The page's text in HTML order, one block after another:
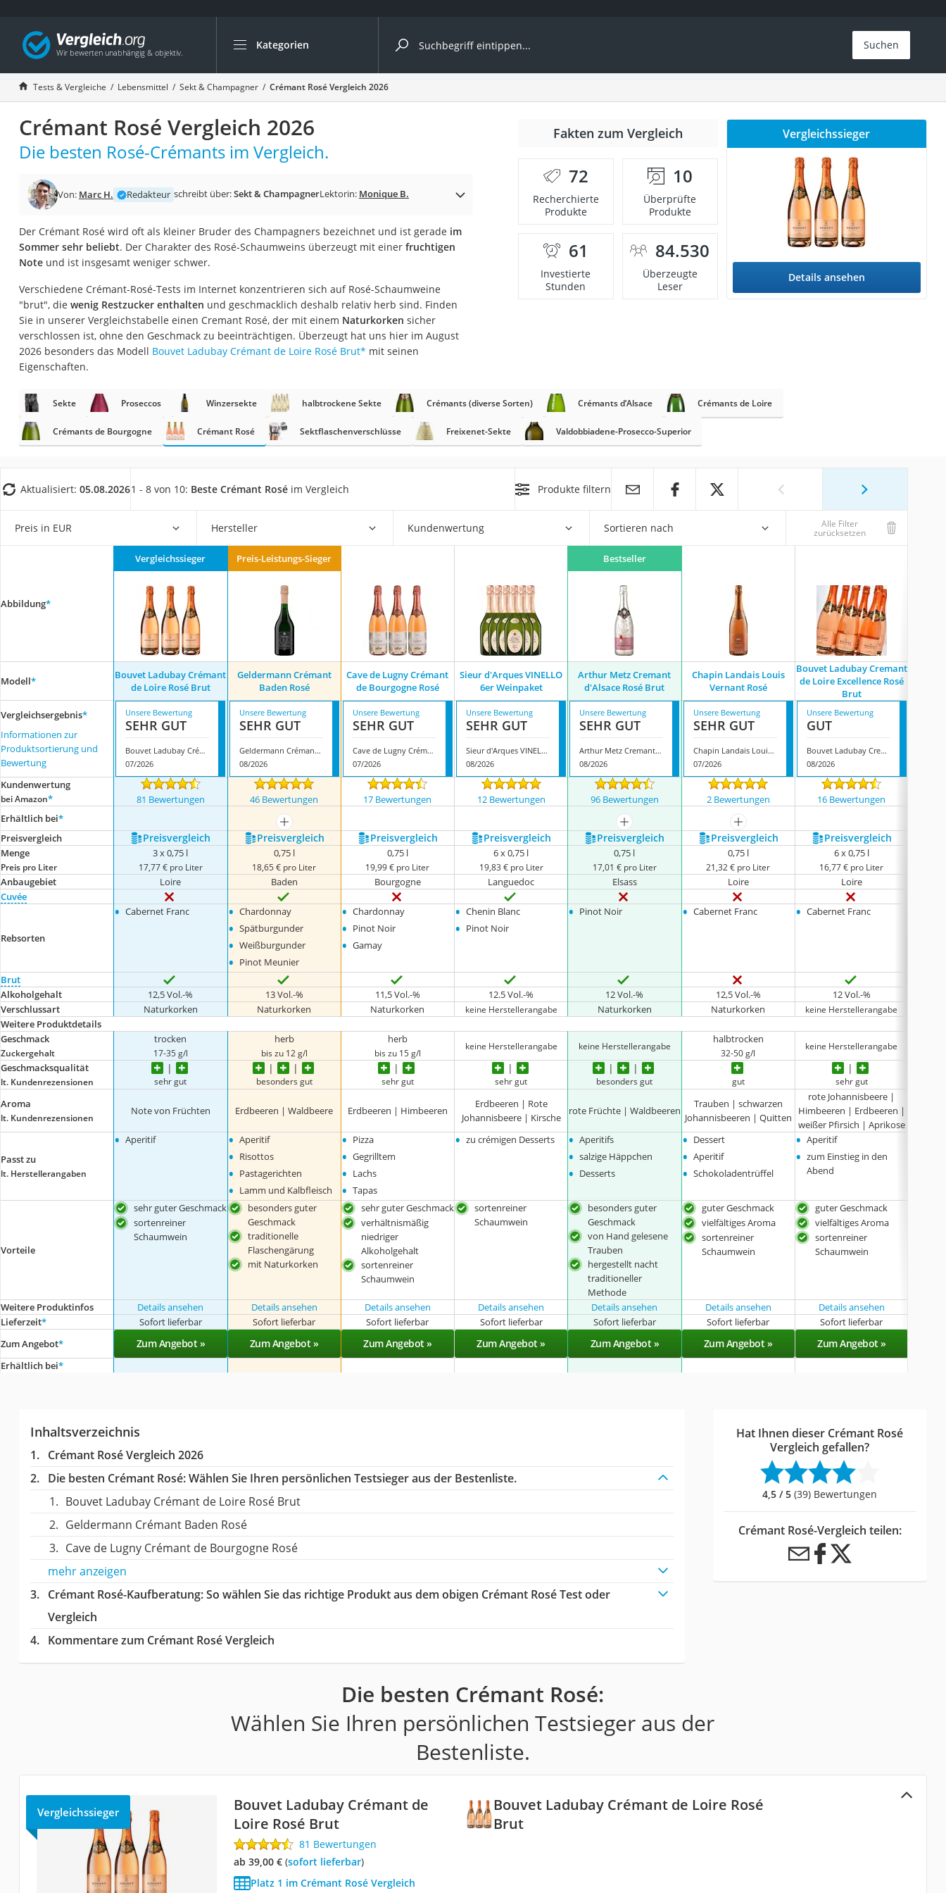
Kategorien
Die beliebtesten Vergleiche nach Kategorie
Lebensmittel
Schwarzkümmelöl
Knäckebrot
Schwarzkümmelöl-Kapseln
Manukahonig
Eiklar
Balsamico-Essig
Honig
Gemüsebrühe
Eiskaffee-Pulver
Grapefruitkernextrakt
Matcha-Set
Sojasauce
Trüffelöl
Müsli ohne Zuckerzusatz
Service
Suchen
Tests & Vergleiche Lebensmittel Sekt & Champagner Crémant Rosé Vergleich 2026
Crémant Rosé Vergleich 2026
Die besten Rosé-Crémants im Vergleich.
Von: Marc H. Redakteur schreibt über:Sekt & ChampagnerLektorin: Monique B.
Der Crémant Rosé wird oft als kleiner Bruder des Champagners bezeichnet und ist gerade im
Sommer sehr beliebt. Der Charakter des Rosé-Schaumweins überzeugt mit einer fruchtigen
Noteund ist insgesamt weniger schwer.
Verschiedene Crémant-Rosé-Tests im Internet konzentrieren sich auf Rosé-Schaumweine
"brut", die wenig Restzucker enthalten und geschmacklich deshalb relativ herb sind. Finden
Sie in unserer Vergleichstabelle einen Cremant Rosé, der mit einem Naturkorken sicher
verschlossen ist, ohne den Geschmack zu beeinträchtigen. Überzeugt hat uns hier im August
2026 besonders das Modell Bouvet Ladubay Crémant de Loire Rosé Brut* mit seinen
Eigenschaften.
Fakten zum Vergleich
72
Recherchierte
Produkte
10
Überprüfte
Produkte
61
Investierte
Stunden
84.530
Überzeugte
Leser
Vergleichssieger
Details ansehen
Sekte Proseccos Winzersekte halbtrockene Sekte Crémants (diverse Sorten) Crémants d’Alsace Crémants de Loire
Crémants de Bourgogne Crémant Rosé Sektflaschenverschlüsse Freixenet-Sekte Valdobbiadene-Prosecco-Superior
Aktualisiert: 05.08.20261 - 8 von 10: Beste Crémant Rosé im Vergleich Produkte filtern
Preis in EUR Hersteller Kundenwertung Sortieren nach Alle Filter
zurücksetzen
Abbildung*
Vergleichssieger Preis-Leistungs-Sieger Bestseller
Modell*
Bouvet Ladubay Crémant
de Loire Rosé Brut
Geldermann Crémant
Baden Rosé
Cave de Lugny Crémant
de Bourgogne Rosé
Sieur d'Arques VINELLO
6er Weinpaket
Arthur Metz Cremant
d'Alsace Rosé Brut
Chapin Landais Louis
Vernant Rosé
Bouvet Ladubay Cremant
de Loire Excellence Rosé
Brut
Vergleichsergebnis*
Informationen zur
Produktsortierung und
Bewertung
Unsere Bewertung
SEHR GUT
Bouvet Ladubay Crémant de Loire Rosé Brut
07/2026
Unsere Bewertung
SEHR GUT
Geldermann Crémant Baden Rosé
08/2026
Unsere Bewertung
SEHR GUT
Cave de Lugny Crémant de Bourgogne Rosé
07/2026
Unsere Bewertung
SEHR GUT
Sieur d'Arques VINELLO 6er Weinpaket
08/2026
Unsere Bewertung
SEHR GUT
Arthur Metz Cremant d'Alsace Rosé Brut
08/2026
Unsere Bewertung
SEHR GUT
Chapin Landais Louis Vernant Rosé
07/2026
Unsere Bewertung
GUT
Bouvet Ladubay Cremant de Loire Excellence Rosé Brut
08/2026
Kundenwertung
bei Amazon* 81 Bewertungen 46 Bewertungen 17 Bewertungen 12 Bewertungen 96 Bewertungen 2 Bewertungen 16 Bewertungen
Erhältlich bei*
mehr anzeigen mehr anzeigen
mehr anzeigen
Preis­vergleich
Preis­vergleich Preis­vergleich Preis­vergleich Preis­vergleich Preis­vergleich Preis­vergleich Preis­vergleich
Menge
Preis pro Liter
3 x 0,75 l
17,77 € pro Liter
0,75 l
18,65 € pro Liter
0,75 l
19,99 € pro Liter
6 x 0,75 l
19,83 € pro Liter
0,75 l
17,01 € pro Liter
0,75 l
21,32 € pro Liter
6 x 0,75 l
16,77 € pro Liter
Anbaugebiet Loire Baden Bourgogne Languedoc Elsass Loire
Loire
Cuvée
Rebsorten
• Cabernet Franc • Chardonnay
• Spätburgunder
• Weißburgunder
• Pinot Meunier
• Chardonnay
• Pinot Noir
• Gamay
• Chenin Blanc
• Pinot Noir
• Pinot Noir • Cabernet Franc • Cabernet Franc
Brut
Alkoholgehalt
12,5 Vol.-% 13 Vol.-% 11,5 Vol.-% 12.5 Vol.-% 12 Vol.-% 12,5 Vol.-%
12 Vol.-%
Verschlussart
Naturkorken Naturkorken Naturkorken keine Herstellerangabe Naturkorken Naturkorken keine Herstellerangabe
Weitere Produktdetails
Geschmack
Zuckergehalt
trocken
17-35 g/l
herb
bis zu 12 g/l
herb
bis zu 15 g/l
keine Herstellerangabe keine Herstellerangabe
halbtrocken
32-50 g/l
keine Herstellerangabe
Geschmacksqualität
lt. Kundenrezensionen sehr gut besonders gut sehr gut sehr gut besonders gut gut sehr gut
Aroma
lt. Kundenrezensionen
Note von Früchten Erdbeeren | Waldbeere Erdbeeren | Himbeeren
Erdbeeren | Rote
Johannisbeere | Kirsche
rote Früchte | Waldbeeren
Trauben | schwarzen
Johannisbeeren | Quitten
rote Johannisbeere |
Himbeeren | Erdbeeren |
weißer Pfirsich | Aprikose
Passt zu
lt. Herstellerangaben
• Aperitif • Aperitif
• Risottos
• Pastagerichten
• Lamm und Kalbfleisch
• Pizza
• Gegrilltem
• Lachs
• Tapas
• zu crémigen Desserts • Aperitifs
• salzige Häppchen
• Desserts
• Dessert
• Aperitif
• Schokoladentrüffel
• Aperitif
• zum Einstieg in den
Abend
Vorteile
sehr guter Geschmack
sortenreiner
Schaumwein
besonders guter
Geschmack
traditionelle
Flaschengärung
mit Naturkorken
sehr guter Geschmack
verhältnismäßig
niedriger
Alkoholgehalt
sortenreiner
Schaumwein
sortenreiner
Schaumwein
besonders guter
Geschmack
von Hand gelesene
Trauben
hergestellt nacht
traditioneller
Methode
guter Geschmack
vielfältiges Aroma
sortenreiner
Schaumwein
guter Geschmack
vielfältiges Aroma
sortenreiner
Schaumwein
Weitere Produktinfos
Details ansehen Details ansehen Details ansehen Details ansehen Details ansehen Details ansehen
Details ansehen
Lieferzeit* Sofort lieferbar Sofort lieferbar Sofort lieferbar Sofort lieferbar Sofort lieferbar Sofort lieferbar Sofort lieferbar
Zum Angebot* Zum Angebot » Zum Angebot » Zum Angebot » Zum Angebot » Zum Angebot » Zum Angebot » Zum Angebot »
Erhältlich bei*
Inhaltsverzeichnis
Crémant Rosé Vergleich 2026
Die besten Crémant Rosé:Wählen Sie Ihren persönlichen Testsieger aus der Bestenliste.
Bouvet Ladubay Crémant de Loire Rosé Brut
Geldermann Crémant Baden Rosé
Cave de Lugny Crémant de Bourgogne Rosé
mehr anzeigen
Crémant Rosé-Kaufberatung: So wählen Sie das richtige Produkt aus dem obigen Crémant Rosé Test oder
Vergleich
Kommentare zum Crémant Rosé Vergleich
Hat Ihnen dieser Crémant Rosé
Vergleich gefallen?
4,5 / 5 (39) Bewertungen
Crémant Rosé-Vergleich teilen:
Die besten Crémant Rosé:
Wählen Sie Ihren persönlichen Testsieger aus der
Bestenliste.
Bouvet Ladubay Crémant de Loire Rosé
Brut
Vergleichssieger
Bouvet Ladubay Crémant de
Loire Rosé Brut
81 Bewertungen
ab 39,00 €( Sofort lieferbar)
Platz 1 im Crémant Rosé Vergleich